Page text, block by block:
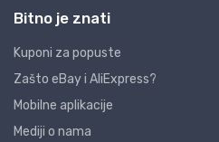
Bitno je znati
Kuponi za popuste
Zašto eBay i AliExpress?
Mobilne aplikacije
Mediji o nama